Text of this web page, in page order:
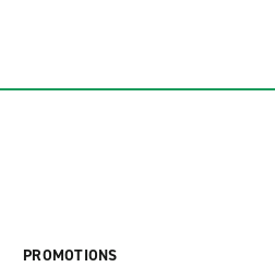
PROMOTIONS